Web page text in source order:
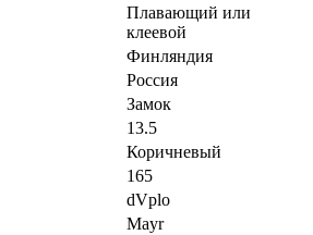
Плавающий или
клеевой
Финляндия
Россия
Замок
13.5
Коричневый
165
dVplo
Mayr